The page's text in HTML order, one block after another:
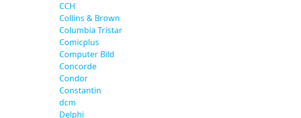
CCH
Collins & Brown
Columbia Tristar
Comicplus
Computer Bild
Concorde
Condor
Constantin
dcm
Delphi